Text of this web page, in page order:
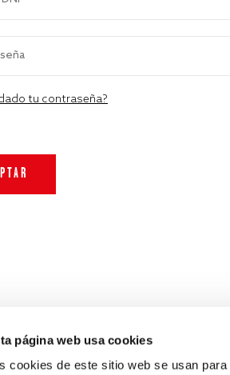
página web usa cookies
cookies de este sitio web se usan
tu contraseña?